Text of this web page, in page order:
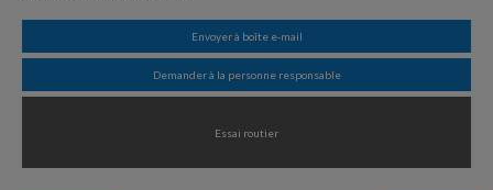
Envoyer à boîte e-mail
Demander à la personne responsable
Essai routier